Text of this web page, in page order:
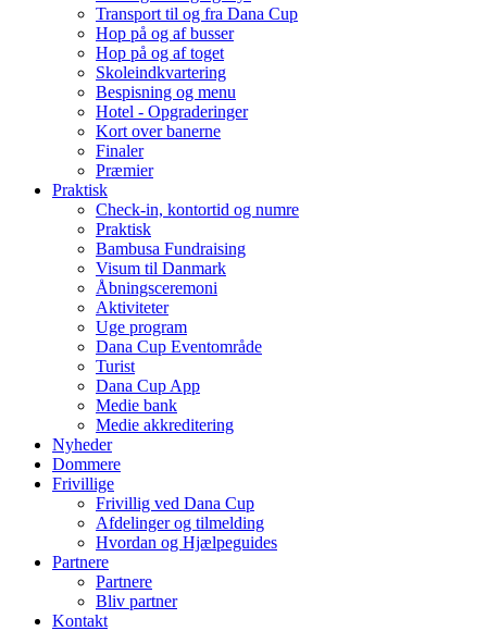
Transport til og fra Dana Cup
Hop på og af busser
Hop på og af toget
Skoleindkvartering
Bespisning og menu
Hotel - Opgraderinger
Kort over banerne
Finaler
Præmier
Praktisk
Check-in, kontortid og numre
Praktisk
Bambusa Fundraising
Visum til Danmark
Åbningsceremoni
Aktiviteter
Uge program
Dana Cup Eventområde
Turist
Dana Cup App
Medie bank
Medie akkreditering
Nyheder
Dommere
Frivillige
Frivillig ved Dana Cup
Afdelinger og tilmelding
Hvordan og Hjælpeguides
Partnere
Partnere
Bliv partner
Kontakt